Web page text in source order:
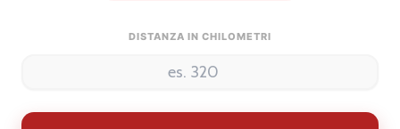
DISTANZA IN CHILOMETRI